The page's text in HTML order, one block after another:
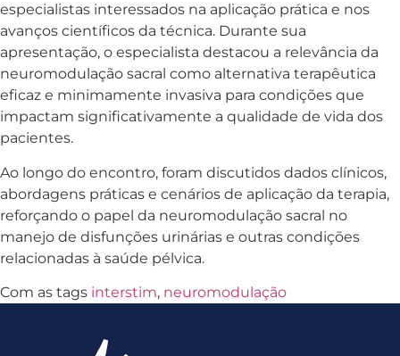
especialistas interessados na aplicação prática e nos
avanços científicos da técnica. Durante sua
apresentação, o especialista destacou a relevância da
neuromodulação sacral como alternativa terapêutica
eficaz e minimamente invasiva para condições que
impactam significativamente a qualidade de vida dos
pacientes.
Ao longo do encontro, foram discutidos dados clínicos,
abordagens práticas e cenários de aplicação da terapia,
reforçando o papel da neuromodulação sacral no
manejo de disfunções urinárias e outras condições
relacionadas à saúde pélvica.
Com as tags interstim, neuromodulação